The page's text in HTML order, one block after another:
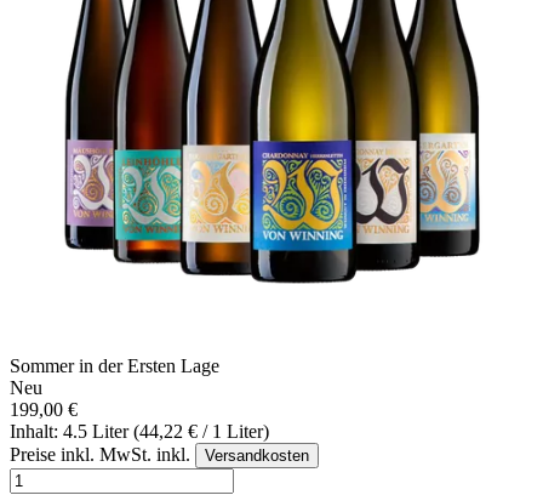
Sommer in der Ersten Lage
Neu
199,00 €
Inhalt: 4.5 Liter (44,22 € / 1 Liter)
Preise inkl. MwSt. inkl.
Versandkosten